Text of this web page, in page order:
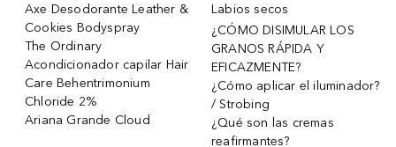
Axe Desodorante Leather &
Cookies Bodyspray
The Ordinary
Acondicionador capilar Hair
Care Behentrimonium
Chloride 2%
Ariana Grande Cloud
Labios secos
¿CÓMO DISIMULAR LOS
GRANOS RÁPIDA Y
EFICAZMENTE?
¿Cómo aplicar el iluminador?
/ Strobing
¿Qué son las cremas
reafirmantes?